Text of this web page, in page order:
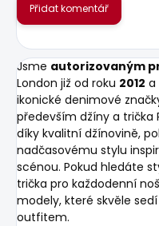
Přidat komentář
Jsme autorizovaným
London již od roku 2012 a
ikonické denimové
především džíny a trička
díky kvalitní džínovině,
nadčasovému stylu
scénou. Pokud hledáte
trička pro každodenní
modely, které skvěle
outfitem.